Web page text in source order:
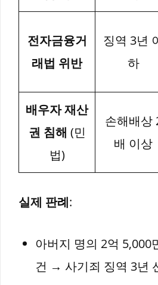
전자금융거
래법 위반
징역 3년
하
배우자 재산
권 침해 (민
법)
손해배상
배 이상
실제 판례:
아버지 명의 2억 5,000
건 → 사기죄 징역 3년